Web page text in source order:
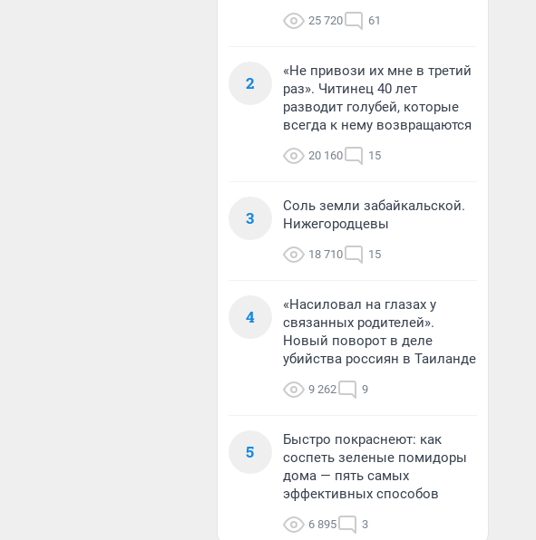
25 720 61
2
«Не привози их мне в третий
раз». Читинец 40 лет
разводит голубей, которые
всегда к нему возвращаются
20 160 15
3
Соль земли забайкальской.
Нижегородцевы
18 710 15
4
«Насиловал на глазах у
связанных родителей».
Новый поворот в деле
убийства россиян в Таиланде
9 262 9
5
Быстро покраснеют: как
соспеть зеленые помидоры
дома — пять самых
эффективных способов
6 895 3